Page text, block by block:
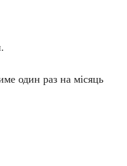
один раз на місяць